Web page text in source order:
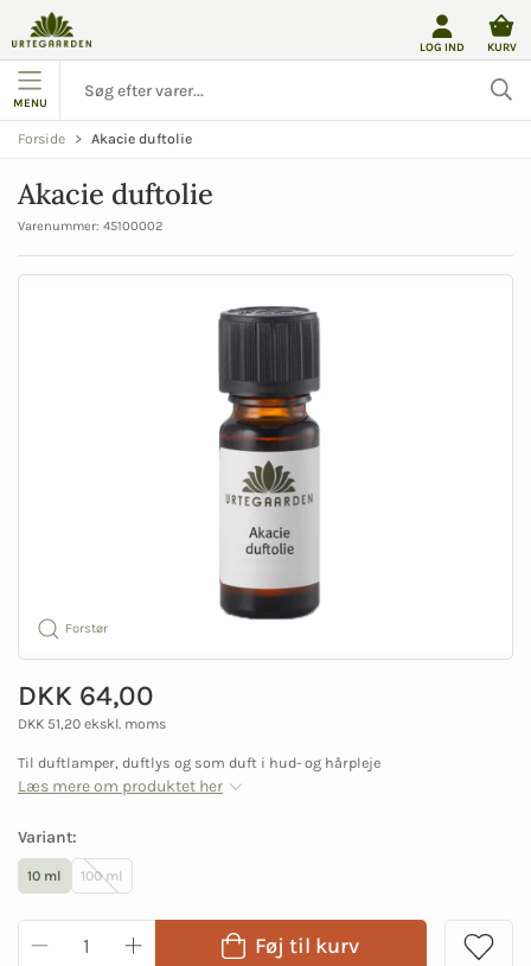
LOG IND KURV
MENU
Forside Akacie duftolie
Akacie duftolie
Varenummer: 45100002
Forstør
DKK 64,00
DKK 51,20 ekskl. moms
Til duftlamper, duftlys og som duft i hud- og hårpleje
Læs mere om produktet her
Variant:
10 ml 100 ml
Føj til kurv